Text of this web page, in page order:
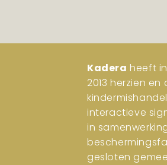
Kadera heeft
2013 herzien
interactieve
in
gesloten